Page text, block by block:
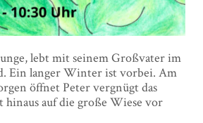
lebt mit seinem Großvater im
Ein langer Winter ist vorbei. Am
öffnet Peter vergnügt das
auf die große Wiese vor